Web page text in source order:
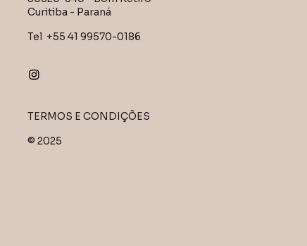
Curitiba - Paraná
Tel +55 41 99570-0186
TERMOS E CONDIÇÕES
© 2025